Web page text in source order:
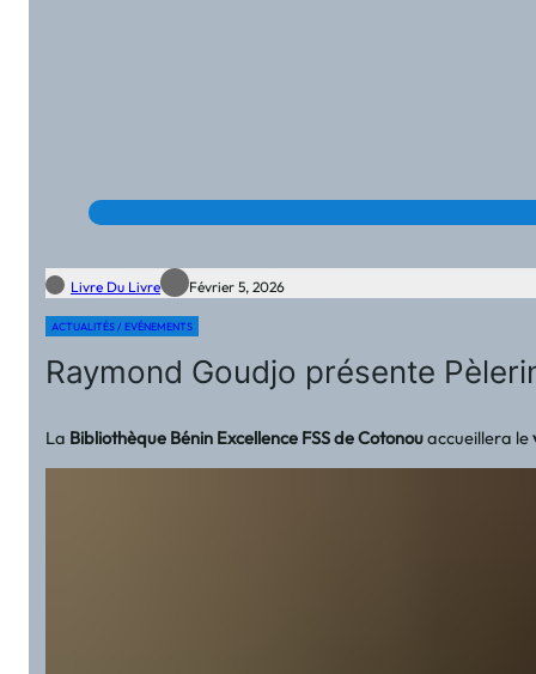
Livre Du Livre Février 5, 2026
ACTUALITÉS / EVÉNEMENTS
Raymond Goudjo présente
La Bibliothèque Bénin Excellence FSS de Cotonouaccueillera le